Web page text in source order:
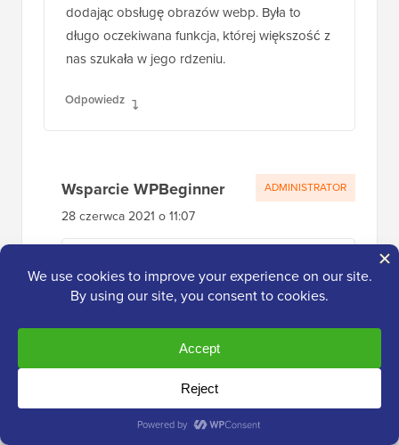
dodając obsługę obrazów webp. Była to
długo oczekiwana funkcja, której większość z
nas szukała w jego rdzeniu.
Odpowiedz
Wsparcie WPBeginner
28 czerwca 2021 o 11:07
Cieszę się, że podoba Ci się dodatek
Odpowiedz
ADMINISTRATOR
Raacho Trekkers